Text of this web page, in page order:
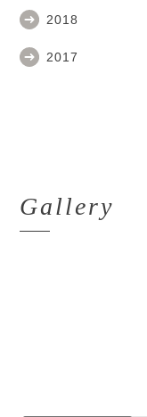
2018
2017
Gallery